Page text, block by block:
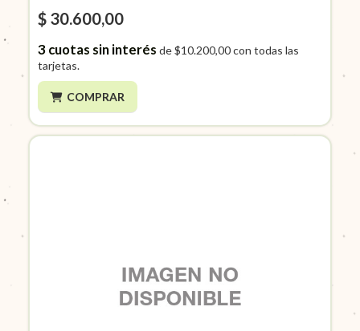
$ 30.600,00
3cuotas sin interés de$10.200,00con todas las
tarjetas.
COMPRAR